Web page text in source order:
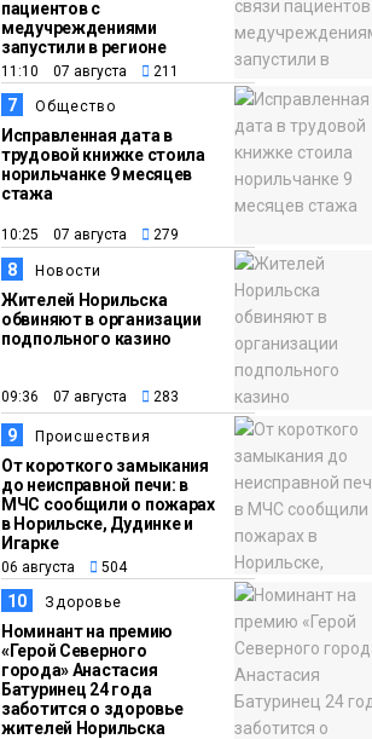
пациентов с
медучреждениями
запустили в регионе
11:10 07 августа 211
7 Общество
Исправленная дата в
трудовой книжке стоила
норильчанке 9 месяцев
стажа
10:25 07 августа 279
8 Новости
Жителей Норильска
обвиняют в организации
подпольного казино
09:36 07 августа 283
9 Происшествия
От короткого замыкания
до неисправной печи: в
МЧС сообщили о пожарах
в Норильске, Дудинке и
Игарке
06 августа 504
10 Здоровье
Номинант на премию
«Герой Северного
города» Анастасия
Батуринец 24 года
заботится о здоровье
жителей Норильска